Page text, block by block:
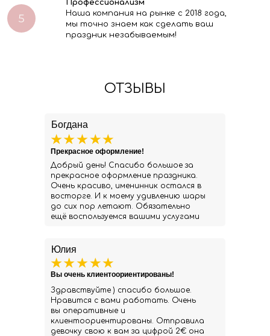
Профессионализм
Наша компания на рынке с 2018 года,
мы точно знаем как сделать ваш
праздник незабываемым!
ОТЗЫВЫ
Юлия
Здравствуйте ) спасибо большое.
Нравится с вами работать. Очень
вы оперативные и
клиентоориентированы. Отправила
девочку свою к вам за цифрой 2€ она
Вы очень клиентоориентированы!
Богдана
Добрый день! Спасибо большое за
прекрасное оформление праздника.
Очень красиво, именинник остался в
восторге. И к моему удивлению шары
до сих пор летают. Обязательно
ещё воспользуемся вашими услугами
Прекрасное оформление!